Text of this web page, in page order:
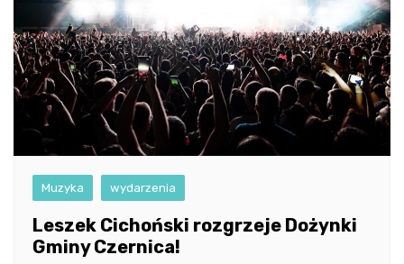
Muzyka wydarzenia
Leszek Cichoński rozgrzeje Dożynki
Gminy Czernica!